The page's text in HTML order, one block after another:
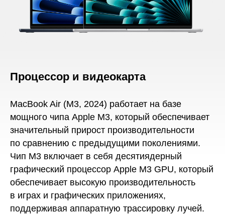
Процессор и видеокарта
MacBook Air (M3, 2024) работает на базе
мощного чипа Apple M3, который обеспечивает
значительный прирост производительности
по сравнению с предыдущими поколениями.
Чип M3 включает в себя десятиядерный
графический процессор Apple M3 GPU, который
обеспечивает высокую производительность
в играх и графических приложениях,
поддерживая аппаратную трассировку лучей.